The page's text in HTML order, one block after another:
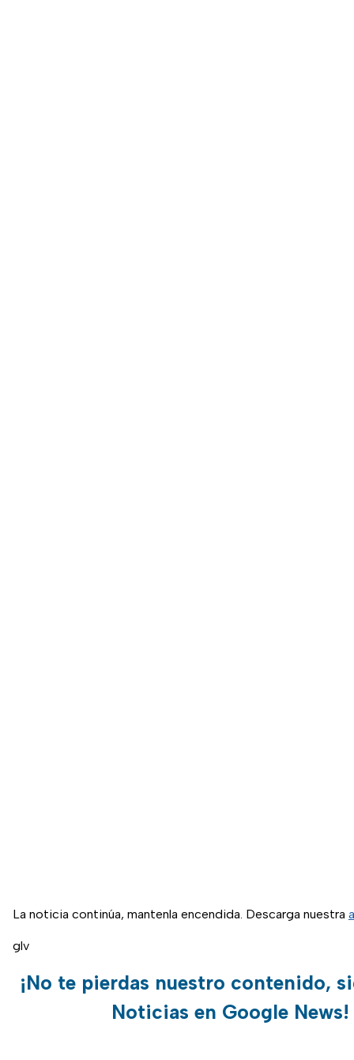
La noticia continúa, mantenla encendida. Descarga nuestra
glv
¡No te pierdas nuestro contenido,
Noticias en Google News!